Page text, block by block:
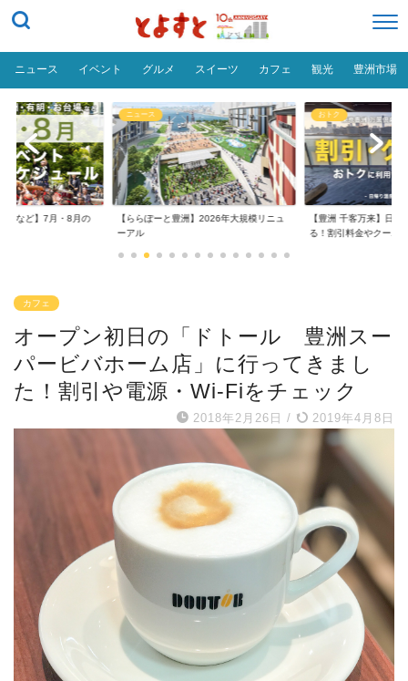
ニュース イベント グルメ スイーツ カフェ 観光 豊洲市場
場など】7月・8月の
ニュース
【ららぽーと豊洲】2026年大規模リニュ
ーアル
おトク
【豊洲 千客万来】日帰
る！割引料金やクーポ...
カフェ
オープン初日の「ドトール 豊洲スー
パービバホーム店」に行ってきまし
た！割引や電源・Wi-Fiをチェック
2018年2月26日 / 2019年4月8日